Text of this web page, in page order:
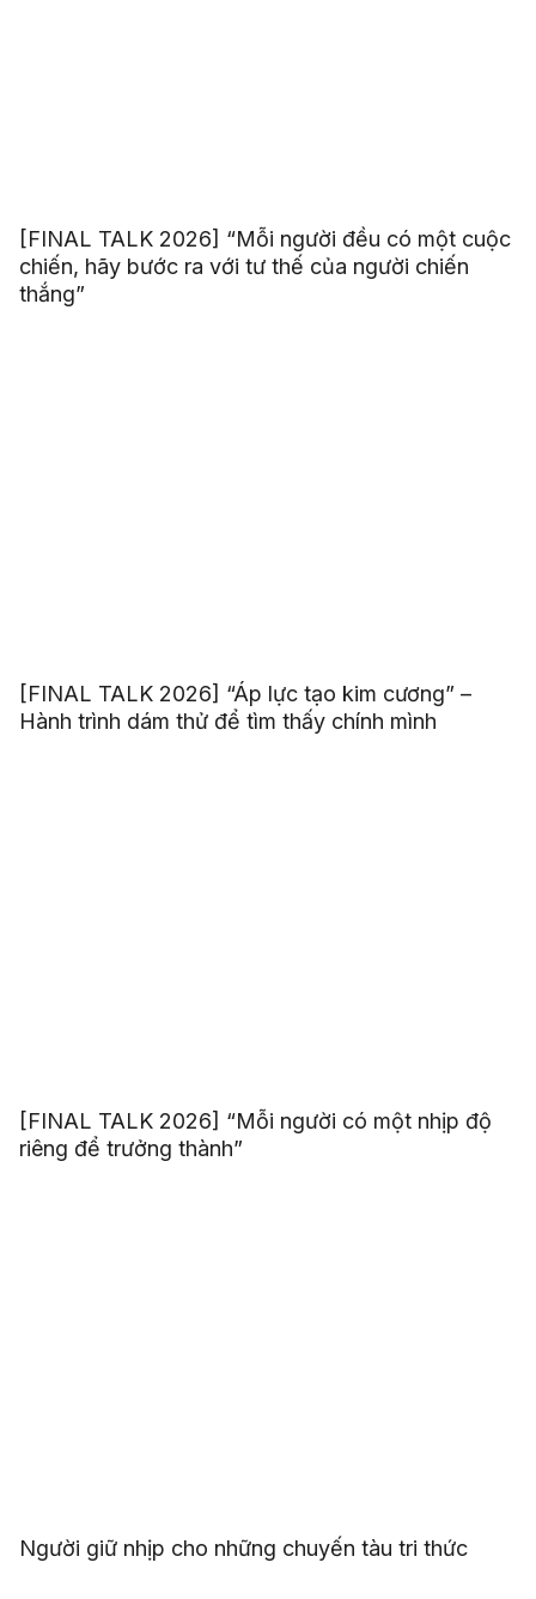
[FINAL TALK 2026] “Mỗi người đều có một cuộc
chiến, hãy bước ra với tư thế của người chiến
thắng”
[FINAL TALK 2026] “Áp lực tạo kim cương” –
Hành trình dám thử để tìm thấy chính mình
[FINAL TALK 2026] “Mỗi người có một nhịp độ
riêng để trưởng thành”
Người giữ nhịp cho những chuyến tàu tri thức